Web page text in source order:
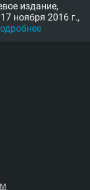
издание,
17 ноября 2016 г.,